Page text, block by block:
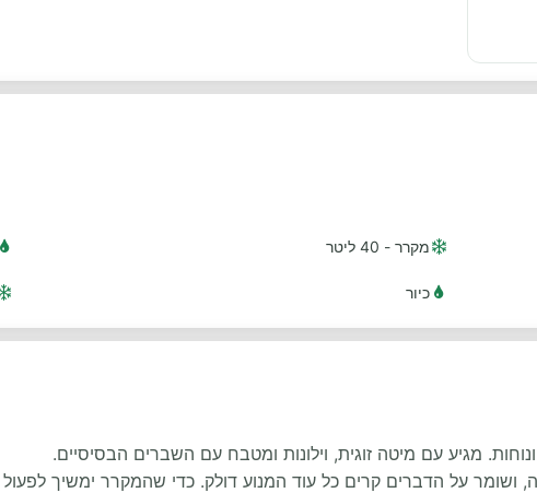
מקרר - 40 ליטר
כיור
מגיע עם מיטה זוגית, וילונות ומטבח עם השברים הבסיסיים.
על הדברים קרים כל עוד המנוע דולק. כדי שהמקרר ימשיך לפעול